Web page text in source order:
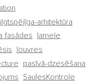
ilgtspējīga-arhitektūra
fasādes lamele
louvres
pasīvā-dzesēšana
SaulesKontrole